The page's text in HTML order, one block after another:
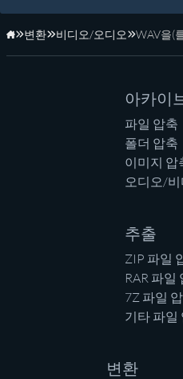
홈페이지
변환 비디오/오디오 WAV을(
아카이
파일 압축
폴더 압축
이미지 압
오디오/
추출
ZIP 파일
RAR 파일
7Z 파일
기타 파일
변환